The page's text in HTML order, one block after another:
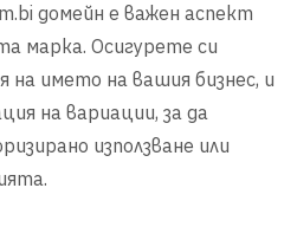
домейн е важен аспект
марка. Осигурете си
на името на вашия бизнес, и
на вариации, за да
използване или